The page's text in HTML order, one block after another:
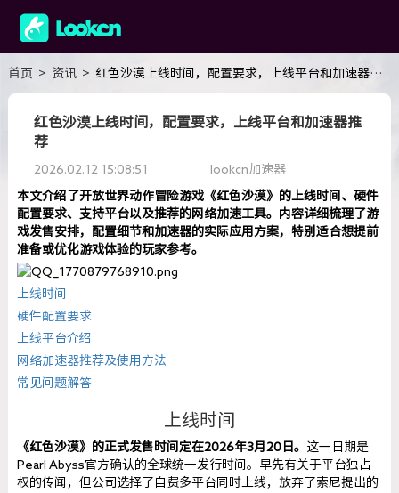
首页 > 资讯> 红色沙漠上线时间，配置要求，上线平台和加速器推荐
红色沙漠上线时间，配置要求，上线平台和加速器推
荐
2026.02.12 15:08:51 lookcn加速器
本文介绍了开放世界动作冒险游戏《红色沙漠》的上线时间、硬件
配置要求、支持平台以及推荐的网络加速工具。内容详细梳理了游
戏发售安排，配置细节和加速器的实际应用方案，特别适合想提前
准备或优化游戏体验的玩家参考。
上线时间
硬件配置要求
上线平台介绍
网络加速器推荐及使用方法
常见问题解答
上线时间
《红色沙漠》的正式发售时间定在2026年3月20日。
这一日期是
Pearl Abyss官方确认的全球统一发行时间。早先有关于平台独占
权的传闻，但公司选择了自费多平台同时上线，放弃了索尼提出的